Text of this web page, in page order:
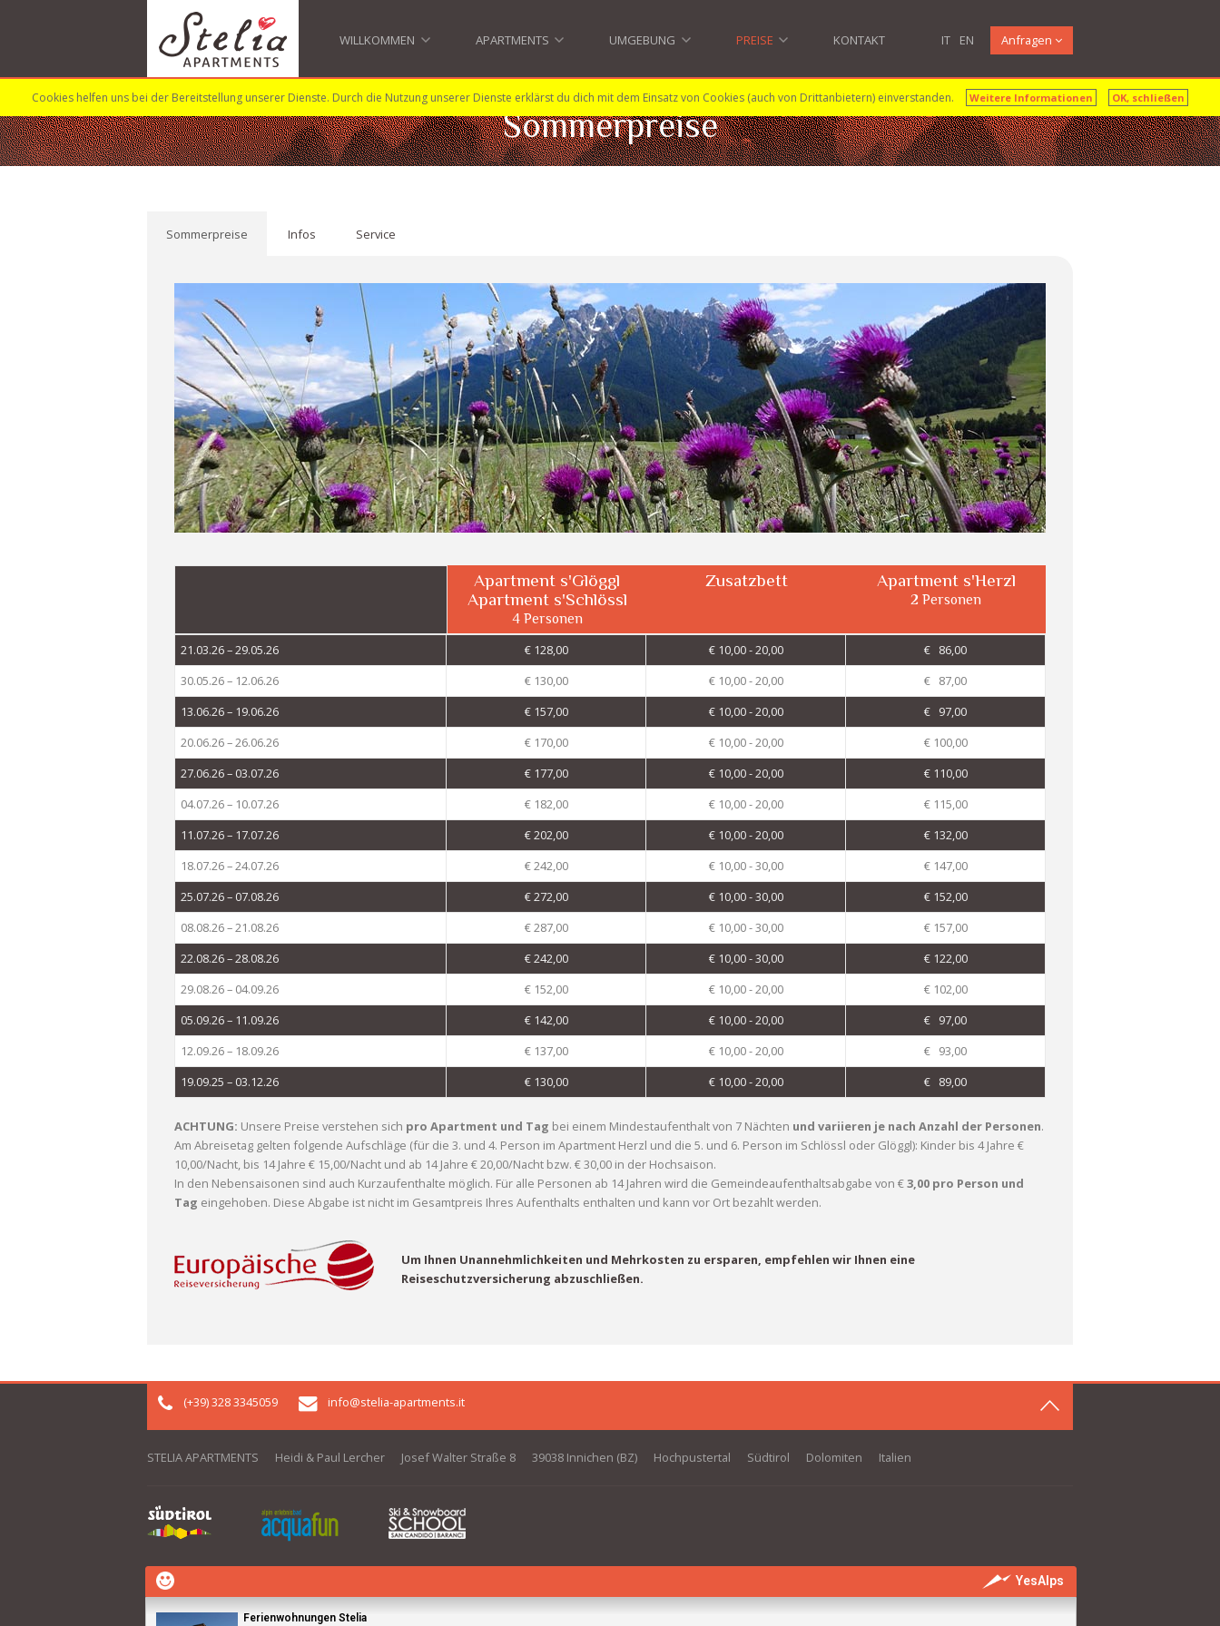
Cookies helfen uns bei der Bereitstellung unserer Dienste. Durch die Nutzung unserer Dienste erklärst du dich mit dem Einsatz von Cookies (auch von Drittanbietern) einverstanden. Weitere Informationen OK, schließen
WILLKOMMEN
APARTMENTS
UMGEBUNG
PREISE
KONTAKT IT EN Anfragen
Sommerpreise
Sommerpreise Infos Service
Apartment s'Glöggl
Apartment s'Schlössl
4 Personen
Zusatzbett Apartment s'Herzl
2 Personen
21.03.26 – 29.05.26 € 128,00 € 10,00 - 20,00
€ 86,00
30.05.26 – 12.06.26
€ 130,00 € 10,00 - 20,00
€ 87,00
13.06.26 – 19.06.26
€ 157,00 € 10,00 - 20,00
€ 97,00
20.06.26 – 26.06.26
€ 170,00 € 10,00 - 20,00
€ 100,00
27.06.26 – 03.07.26
€ 177,00 € 10,00 - 20,00
€ 110,00
04.07.26 – 10.07.26
€ 182,00 € 10,00 - 20,00
€ 115,00
11.07.26 – 17.07.26
€ 202,00 € 10,00 - 20,00
€ 132,00
18.07.26 – 24.07.26
€ 242,00 € 10,00 - 30,00
€ 147,00
25.07.26 – 07.08.26
€ 272,00 € 10,00 - 30,00
€ 152,00
08.08.26 – 21.08.26
€ 287,00 € 10,00 - 30,00
€ 157,00
22.08.26 – 28.08.26
€ 242,00 € 10,00 - 30,00
€ 122,00
29.08.26 – 04.09.26
€ 152,00 € 10,00 - 20,00
€ 102,00
05.09.26 – 11.09.26
€ 142,00 € 10,00 - 20,00
€ 97,00
12.09.26 – 18.09.26
€ 137,00 € 10,00 - 20,00
€ 93,00
19.09.25 – 03.12.26
€ 130,00 € 10,00 - 20,00 € 89,00
ACHTUNG: Unsere Preise verstehen sich pro Apartment und Tag bei einem Mindestaufenthalt von 7 Nächten und variieren je nach Anzahl der Personen.
Am Abreisetag gelten folgende Aufschläge (für die 3. und 4. Person im Apartment Herzl und die 5. und 6. Person im Schlössl oder Glöggl): Kinder bis 4 Jahre €
10,00/Nacht, bis 14 Jahre € 15,00/Nacht und ab 14 Jahre € 20,00/Nacht bzw. € 30,00 in der Hochsaison.
In den Nebensaisonen sind auch Kurzaufenthalte möglich. Für alle Personen ab 14 Jahren wird die Gemeindeaufenthaltsabgabe von €3,00 pro Person und
Tag eingehoben. Diese Abgabe ist nicht im Gesamtpreis Ihres Aufenthalts enthalten und kann vor Ort bezahlt werden.
Um Ihnen Unannehmlichkeiten und Mehrkosten zu ersparen, empfehlen wir Ihnen eine
Reiseschutzversicherung abzuschließen.
(+39) 328 3345059 info@stelia-apartments.it
STELIA APARTMENTS Heidi & Paul Lercher Josef Walter Straße 8 39038 Innichen (BZ) Hochpustertal Südtirol Dolomiten Italien
YesAlps
Ferienwohnungen Stelia